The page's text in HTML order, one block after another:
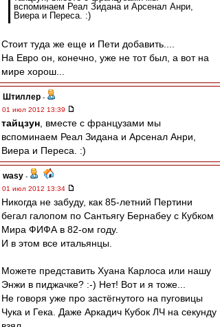
вспоминаем Реал Зидана и Арсенал Анри,
Виера и Переса. :)
Стоит туда же еще и Пети добавить....
На Евро он, конечно, уже не тот был, а вот на
мире хорош...
Штиллер -
01 июл 2012 13:39
тайцзун , вместе с французами мы
вспоминаем Реал Зидана и Арсенал Анри,
Виера и Переса. :)
wasy -
01 июл 2012 13:34
Никогда не забуду, как 85-летний Пертини
бегал галопом по Сантьягу Бернабеу с Кубком
Мира ФИФА в 82-ом году.
И в этом все итальянцы.
Можете представить Хуана Карлоса или нашу
Энжи в пиджачке? :-) Нет! Вот и я тоже...
Не говоря уже про застёгнутого на пуговицы
Чука и Гека. Даже Аркадич Кубок ЛЧ на секунду